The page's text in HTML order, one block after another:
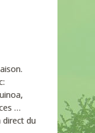
…
direct du